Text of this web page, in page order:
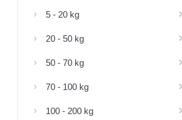
5 - 20 kg
20 - 50 kg
50 - 70 kg
70 - 100 kg
100 - 200 kg